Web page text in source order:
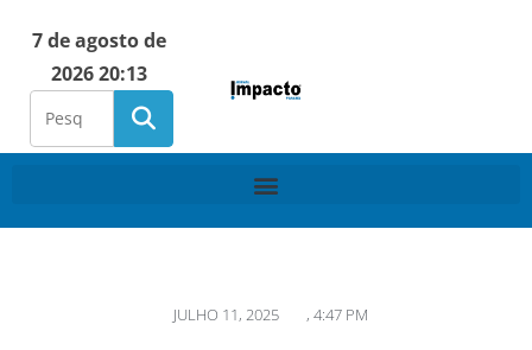
7 de agosto de
2026 20:13
JULHO 11, 2025 , 4:47 PM